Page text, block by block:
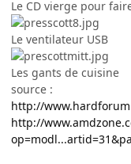
Le CD vierge pour
Le ventilateur USB
Les gants de cuisine
source :
http://
http://